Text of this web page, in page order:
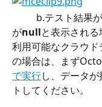
b.テスト結
がnullと表示され
利用可能なクラウ
の場合は、まず
で実行し、データ
トしてください。